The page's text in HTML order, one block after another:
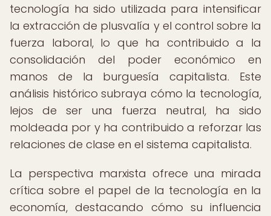
tecnología ha sido utilizada para intensificar
la extracción de plusvalía y el control sobre la
fuerza laboral, lo que ha contribuido a la
consolidación del poder económico en
manos de la burguesía capitalista. Este
análisis histórico subraya cómo la tecnología,
lejos de ser una fuerza neutral, ha sido
moldeada por y ha contribuido a reforzar las
relaciones de clase en el sistema capitalista.
La perspectiva marxista ofrece una mirada
crítica sobre el papel de la tecnología en la
economía, destacando cómo su influencia